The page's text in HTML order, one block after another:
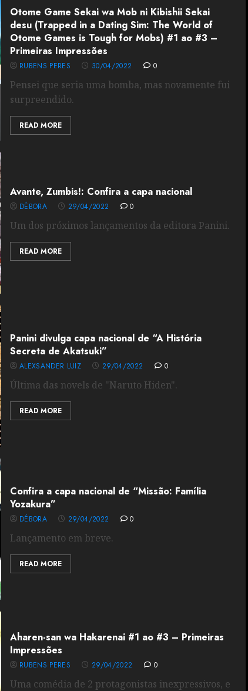
Otome Game Sekai wa Mob ni Kibishii Sekai
desu (Trapped in a Dating Sim: The World of
Otome Games is Tough for Mobs) #1 ao #3 –
Primeiras Impressões
RUBENS PERES 30/04/2022 0
Pensei que seria uma bomba, mas novamente fui
surpreendido.
READ MORE
Avante, Zumbis!: Confira a capa nacional
DÉBORA 29/04/2022 0
Um dos próximos lançamentos da editora Panini.
READ MORE
Panini divulga capa nacional de “A História
Secreta de Akatsuki”
ALEXSANDER LUIZ 29/04/2022 0
Última das novels de "Naruto Hiden".
READ MORE
Confira a capa nacional de “Missão: Família
Yozakura”
DÉBORA 29/04/2022 0
Lançamento em breve.
READ MORE
Aharen-san wa Hakarenai #1 ao #3 – Primeiras
Impressões
RUBENS PERES 29/04/2022 0
Uma comédia de 2 protagonistas inexpressivos, e